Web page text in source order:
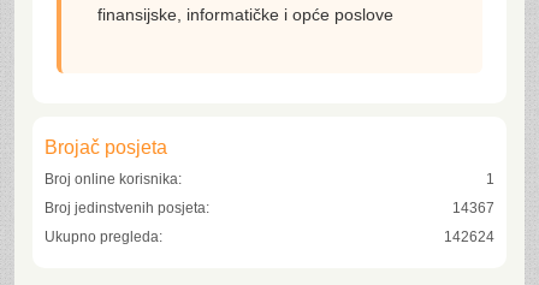
finansijske, informatičke i opće poslove
Brojač posjeta
Broj online korisnika:
1
Broj jedinstvenih posjeta:
14367
Ukupno pregleda:
142624